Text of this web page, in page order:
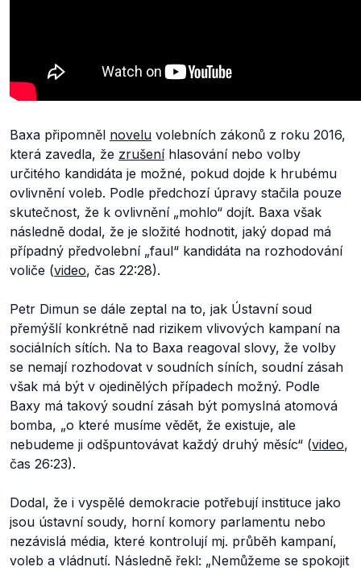
Baxa připomněl novelu volebních zákonů z roku 2016,
která zavedla, že zrušeníhlasování nebo volby
určitého kandidáta je možné, pokud dojde k hrubému
ovlivnění voleb. Podle předchozí úpravy stačila pouze
skutečnost, že k ovlivnění„mohlo“ dojít. Baxa však
následně dodal, že je složité hodnotit, jaký dopad má
případný předvolební „faul“ kandidáta na rozhodování
voliče (video, čas 22:28).
Petr Dimun se dále zeptal na to, jak Ústavní soud
přemýšlí konkrétně nad rizikem vlivových kampaní na
sociálních sítích. Na to Baxa reagoval slovy, že volby
se nemají rozhodovat v soudních síních, soudní zásah
však má být v ojedinělých případech možný. Podle
Baxy má takový soudní zásah být pomyslná atomová
bomba, „o které musíme vědět, že existuje, ale
nebudeme ji odšpuntovávat každý druhý měsíc“ (video,
čas 26:23).
Dodal, že i vyspělé demokracie potřebují instituce jako
jsou ústavní soudy, horní komory parlamentu nebo
nezávislá média, které kontrolují mj. průběh kampaní,
voleb a vládnutí. Následně řekl: „Nemůžeme se spokojit